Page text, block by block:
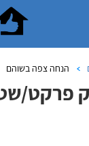
הנחה צפה בשוהם
פרקט/